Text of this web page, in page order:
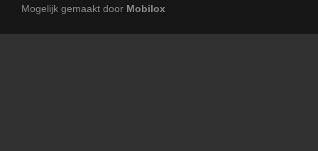
Mogelijk gemaakt door Mobilox